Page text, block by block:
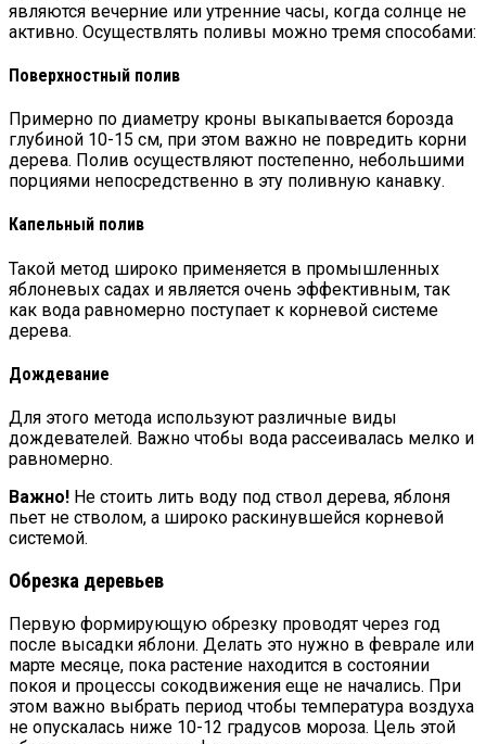
являются вечерние или утренние часы, когда солнце не
активно. Осуществлять поливы можно тремя способами:
Поверхностный полив
Примерно по диаметру кроны выкапывается борозда
глубиной 10-15 см, при этом важно не повредить корни
дерева. Полив осуществляют постепенно, небольшими
порциями непосредственно в эту поливную канавку.
Капельный полив
Такой метод широко применяется в промышленных
яблоневых садах и является очень эффективным, так
как вода равномерно поступает к корневой системе
дерева.
Дождевание
Для этого метода используют различные виды
дождевателей. Важно чтобы вода рассеивалась мелко и
равномерно.
Важно! Не стоить лить воду под ствол дерева, яблоня
пьет не стволом, а широко раскинувшейся корневой
системой.
Обрезка деревьев
Первую формирующую обрезку проводят через год
после высадки яблони. Делать это нужно в феврале или
марте месяце, пока растение находится в состоянии
покоя и процессы сокодвижения еще не начались. При
этом важно выбрать период чтобы температура воздуха
не опускалась ниже 10-12 градусов мороза. Цель этой